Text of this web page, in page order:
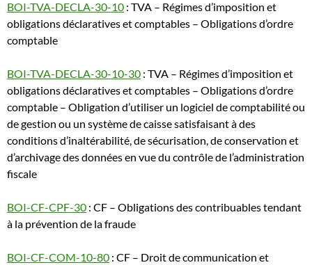
BOI-TVA-DECLA-30-10 : TVA – Régimes d’imposition et
obligations déclaratives et comptables – Obligations d’ordre
comptable
BOI-TVA-DECLA-30-10-30 : TVA – Régimes d’imposition et
obligations déclaratives et comptables – Obligations d’ordre
comptable – Obligation d’utiliser un logiciel de comptabilité ou
de gestion ou un système de caisse satisfaisant à des
conditions d’inaltérabilité, de sécurisation, de conservation et
d’archivage des données en vue du contrôle de l’administration
fiscale
BOI-CF-CPF-30 : CF – Obligations des contribuables tendant
à la prévention de la fraude
BOI-CF-COM-10-80 : CF – Droit de communication et